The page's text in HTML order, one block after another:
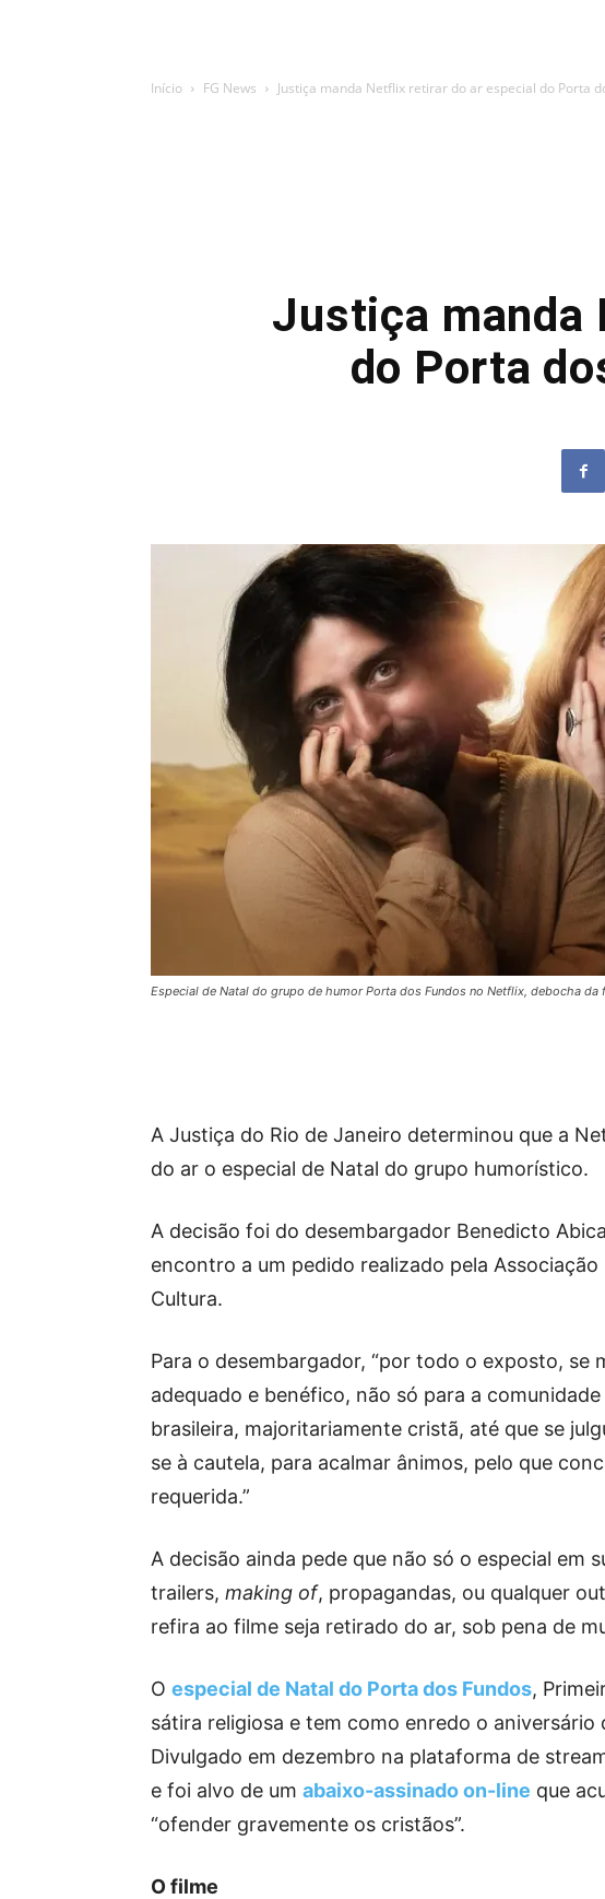
Início FG News Justiça manda Netflix retirar do ar especial do Porta
Justiça manda
do Porta
Especial de Natal do grupo de humor Porta dos Fundos no Netflix, debocha da
A Justiça do Rio de Janeiro determinou que a
do ar o especial de Natal do grupo humorístico.
A decisão foi do desembargador Benedicto
encontro a um pedido realizado pela
Cultura.
Para o desembargador, “por todo o exposto, se
adequado e benéfico, não só para a
brasileira, majoritariamente cristã, até que se
se à cautela, para acalmar ânimos, pelo que
requerida.”
A decisão ainda pede que não só o especial em
trailers, making of, propagandas, ou qualquer
refira ao filme seja retirado do ar, sob pena de
O especial de Natal do Porta dos Fundos,
sátira religiosa e tem como enredo o aniversário
Divulgado em dezembro na plataforma de
e foi alvo de um abaixo-assinado on-line que
“ofender gravemente os cristãos”.
O filme